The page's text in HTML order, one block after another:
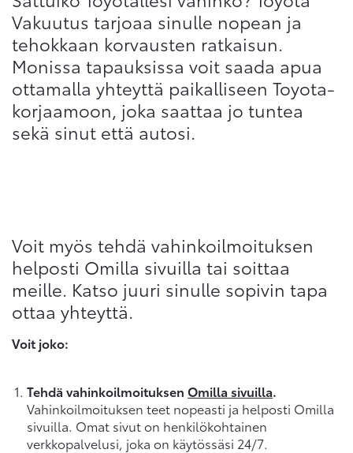
Vakuutus tarjoaa sinulle nopean ja
tehokkaan korvausten ratkaisun.
Monissa tapauksissa voit saada apua
ottamalla yhteyttä paikalliseen Toyota-
korjaamoon, joka saattaa jo tuntea
sekä sinut että autosi.
Voit myös tehdä vahinkoilmoituksen
helposti Omilla sivuilla tai soittaa
meille. Katso juuri sinulle sopivin tapa
ottaa yhteyttä.
Voit joko:
Tehdä vahinkoilmoituksenOmilla sivuilla.
Vahinkoilmoituksen teet nopeasti ja helposti Omilla
sivuilla. Omat sivut on henkilökohtainen
verkkopalvelusi, joka on käytössäsi 24/7.